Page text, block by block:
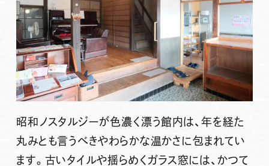
昭和ノスタルジーが色濃く漂う館内は、年を経た
丸みとも言うべきやわらかな温かさに包まれてい
ます。古いタイルや揺らめくガラス窓には、かつて